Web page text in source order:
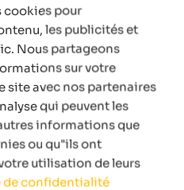
cookies pour
les publicités et
Nous partageons
sur votre
site avec nos partenaires
qui peuvent les
informations que
ou qu"ils ont
utilisation de leurs
de confidentialité